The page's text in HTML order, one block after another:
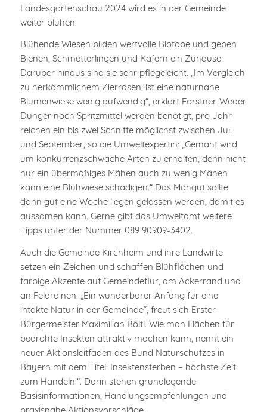
Landesgartenschau 2024 wird es in der Gemeinde
weiter blühen.
Blühende Wiesen bilden wertvolle Biotope und geben
Bienen, Schmetterlingen und Käfern ein Zuhause.
Darüber hinaus sind sie sehr pflegeleicht. „Im Vergleich
zu herkömmlichem Zierrasen, ist eine naturnahe
Blumenwiese wenig aufwendig“, erklärt Forstner. Weder
Dünger noch Spritzmittel werden benötigt, pro Jahr
reichen ein bis zwei Schnitte möglichst zwischen Juli
und September, so die Umweltexpertin: „Gemäht wird
um konkurrenzschwache Arten zu erhalten, denn nicht
nur ein übermäßiges Mähen auch zu wenig Mähen
kann eine Blühwiese schädigen.“ Das Mähgut sollte
dann gut eine Woche liegen gelassen werden, damit es
aussamen kann. Gerne gibt das Umweltamt weitere
Tipps unter der Nummer 089 90909-3402.
Auch die Gemeinde Kirchheim und ihre Landwirte
setzen ein Zeichen und schaffen Blühflächen und
farbige Akzente auf Gemeindeflur, am Ackerrand und
an Feldrainen. „Ein wunderbarer Anfang für eine
intakte Natur in der Gemeinde“, freut sich Erster
Bürgermeister Maximilian Böltl. Wie man Flächen für
bedrohte Insekten attraktiv machen kann, nennt ein
neuer Aktionsleitfaden des Bund Naturschutzes in
Bayern mit dem Titel: Insektensterben – höchste Zeit
zum Handeln!“. Darin stehen grundlegende
Basisinformationen, Handlungsempfehlungen und